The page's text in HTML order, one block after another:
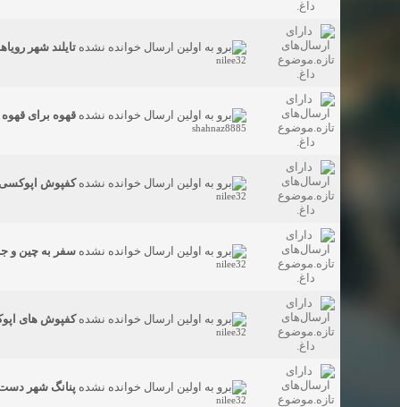
تایلند شهر
nilee32
قهوه برای قهوه
shahnaz8885
کفپوش اپوکسی
nilee32
سفر به چین و
nilee32
کفپوش های
nilee32
پنانگ شهر
nilee32